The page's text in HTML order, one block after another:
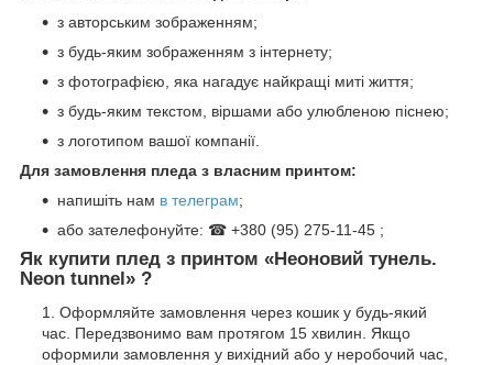
з авторським зображенням;
з будь-яким зображенням з інтернету;
з фотографією, яка нагадує найкращі миті життя;
з будь-яким текстом, віршами або улюбленою піснею;
з логотипом вашої компанії.
Для замовлення пледа з власним принтом:
напишіть нам в телеграм;
або зателефонуйте: ☎ +380 (95) 275-11-45 ;
Як купити плед з принтом «Неоновий тунель.
Neon tunnel» ?
Оформляйте замовлення через кошик у будь-який
час. Передзвонимо вам протягом 15 хвилин. Якщо
оформили замовлення у вихідний або у неробочий час,